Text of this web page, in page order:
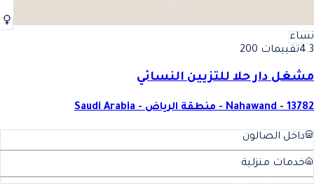
نساء
4.3تقييمات 200
مشغل دار حلا للتزيين النسائي
Nahawand - 13782 - منطقة الرياض - Saudi Arabia
داخل الصالون
خدمات منزلية